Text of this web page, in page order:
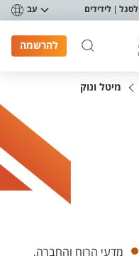
לסגל לידידים עב
להרשמה
מיטל ונוק
מדעי הרוח והחברה,